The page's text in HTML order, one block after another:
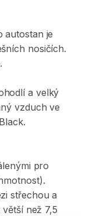
autostan je
nosičích.
a velký
vzduch ve
pro
střechou a
větší než 7​,​5